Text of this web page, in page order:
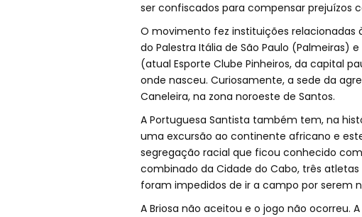
ser confiscados para compensar prejuízos
O movimento fez instituições relacionadas
do Palestra Itália de São Paulo (Palmeiras)
(atual Esporte Clube Pinheiros, da capital
onde nasceu. Curiosamente, a sede da
Caneleira, na zona noroeste de Santos.
A Portuguesa Santista também tem, na
uma excursão ao continente africano e
segregação racial que ficou conhecido
combinado da Cidade do Cabo, três
foram impedidos de ir a campo por serem
A Briosa não aceitou e o jogo não ocorreu.